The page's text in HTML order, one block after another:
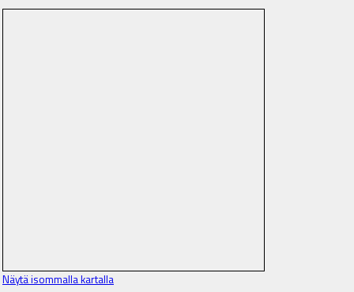
Näytä isommalla kartalla